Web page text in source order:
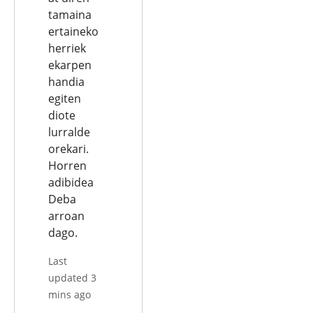
tamaina
ertaineko
herriek
ekarpen
handia
egiten
diote
lurralde
orekari.
Horren
adibidea
Deba
arroan
dago.
Last
updated 3
mins ago